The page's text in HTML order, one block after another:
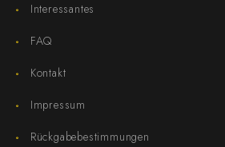
Interessantes
FAQ
Kontakt
Impressum
Rückgabebestimmungen